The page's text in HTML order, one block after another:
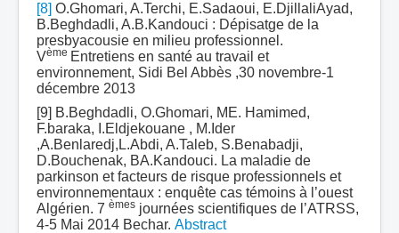
[8] O.Ghomari, A.Terchi, E.Sadaoui, E.DjillaliAyad,
B.Beghdadli, A.B.Kandouci : Dépisatge de la
presbyacousie en milieu professionnel.
Vème Entretiens en santé au travail et
environnement, Sidi Bel Abbès ,30 novembre-1
décembre 2013
[9] B.Beghdadli, O.Ghomari, ME. Hamimed,
F.baraka, I.Eldjekouane , M.Ider
,A.Benlaredj,L.Abdi, A.Taleb, S.Benabadji,
D.Bouchenak, BA.Kandouci. La maladie de
parkinson et facteurs de risque professionnels et
environnementaux : enquête cas témoins à l’ouest
Algérien. 7 èmes journées scientifiques de l’ATRSS,
4-5 Mai 2014 Bechar. Abstract